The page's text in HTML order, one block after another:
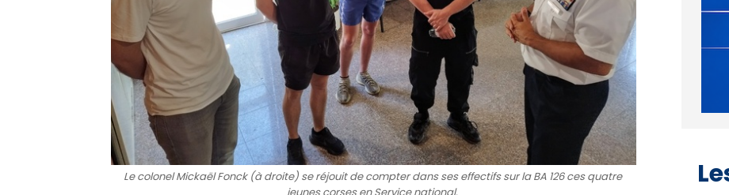
Le colonel Mickaël Fonck (à droite) se réjouit de compter dans ses effectifs sur la BA 126 ces quatre